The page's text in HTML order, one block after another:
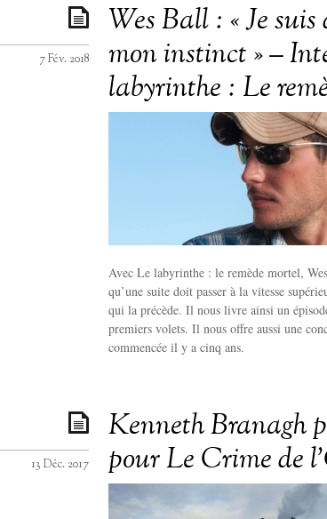
Wes Ball : « Je
mon instinct » –
labyrinthe : Le
7 Fév. 2018
Avec Le labyrinthe : le remède mortel,
qu’une suite doit passer à la vitesse
qui la précède. Il nous livre ainsi un
premiers volets. Il nous offre aussi une
commencée il y a cinq ans.
Kenneth Branagh
pour Le Crime de
13 Déc. 2017